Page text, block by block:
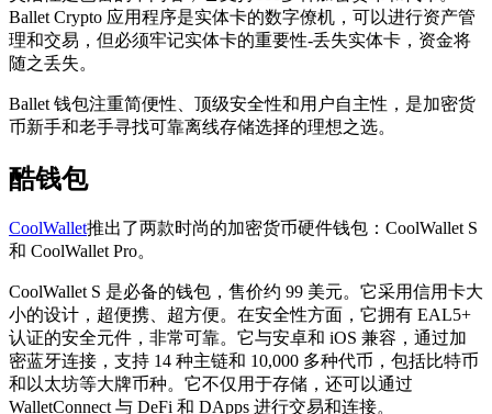
Ballet Crypto 应用程序是实体卡的数字僚机，可以进行资产管
理和交易，但必须牢记实体卡的重要性-丢失实体卡，资金将
随之丢失。
Ballet 钱包注重简便性、顶级安全性和用户自主性，是加密货
币新手和老手寻找可靠离线存储选择的理想之选。
酷钱包
CoolWallet推出了两款时尚的加密货币硬件钱包：CoolWallet S
和 CoolWallet Pro。
CoolWallet S 是必备的钱包，售价约 99 美元。它采用信用卡大
小的设计，超便携、超方便。在安全性方面，它拥有 EAL5+
认证的安全元件，非常可靠。它与安卓和 iOS 兼容，通过加
密蓝牙连接，支持 14 种主链和 10,000 多种代币，包括比特币
和以太坊等大牌币种。它不仅用于存储，还可以通过
WalletConnect 与 DeFi 和 DApps 进行交易和连接。